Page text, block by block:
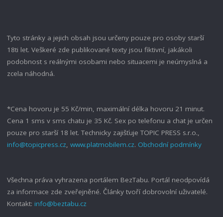
Tyto stránky a jejich obsah jsou určeny pouze pro osoby starší
18ti let. Veškeré zde publikované texty jsou fiktivní, jakákoli
podobnost s reálnými osobami nebo situacemi je neúmyslná a
zcela náhodná.
*Cena hovoru je 55 Kč/min, maximální délka hovoru 21 minut.
Cena 1 sms v sms chatu je 35 Kč. Sex po telefonu a chat je určen
pouze pro starší 18 let. Technicky zajišťuje TOPIC PRESS s.r.o.,
info@topicpress.cz, www.platmobilem.cz. Obchodní podmínky
Všechna práva vyhrazena portálem BezTabu. Portál neodpovídá
za informace zde zveřejněné. Články tvoří dobrovolní uživatelé.
Kontakt: info@beztabu.cz